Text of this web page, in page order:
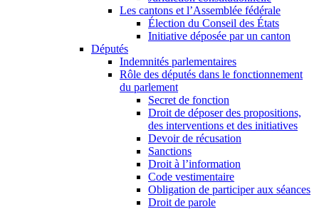
Les cantons et l’Assemblée fédérale
Élection du Conseil des États
Initiative déposée par un canton
Députés
Indemnités parlementaires
Rôle des députés dans le fonctionnement
du parlement
Secret de fonction
Droit de déposer des propositions,
des interventions et des initiatives
Devoir de récusation
Sanctions
Droit à l’information
Code vestimentaire
Obligation de participer aux séances
Droit de parole